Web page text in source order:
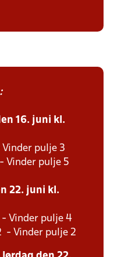
16. juni kl.
Vinder pulje 3
Vinder pulje 5
22. juni kl.
- Vinder pulje 4
- Vinder pulje 2